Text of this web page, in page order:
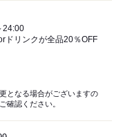
24:00
ドリンクが全品20％OFF
となる場合がございますの
確認ください。